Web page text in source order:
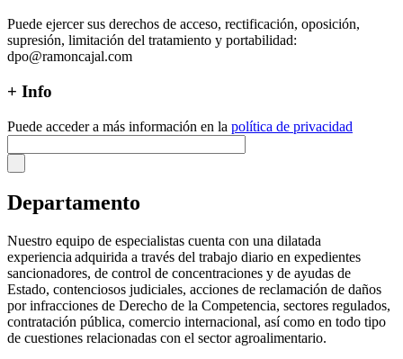
Puede ejercer sus derechos de acceso, rectificación, oposición,
supresión, limitación del tratamiento y portabilidad:
dpo@ramoncajal.com
+ Info
Puede acceder a más información en la política de privacidad
Departamento
Nuestro equipo de especialistas cuenta con una dilatada
experiencia adquirida a través del trabajo diario en expedientes
sancionadores, de control de concentraciones y de ayudas de
Estado, contenciosos judiciales, acciones de reclamación de daños
por infracciones de Derecho de la Competencia, sectores regulados,
contratación pública, comercio internacional, así como en todo tipo
de cuestiones relacionadas con el sector agroalimentario.